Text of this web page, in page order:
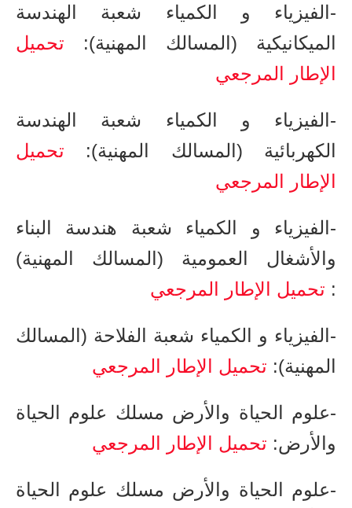
-الفيزياء و الكمياء شعبة الهندسة
الميكانيكية (المسالك المهنية)​​​​: تحميل
الإطار المرجعي
-الفيزياء و الكمياء شعبة الهندسة
الكهربائية (المسالك المهنية)​​​​​: تحميل
الإطار المرجعي
-الفيزياء و الكمياء شعبة هندسة البناء
والأشغال العمومية (المسالك المهنية)​​​​​​
: تحميل الإطار المرجعي
-الفيزياء و الكمياء شعبة الفلاحة (المسالك
المهنية)​​​​​​​: تحميل الإطار المرجعي
-علوم الحياة والأرض مسلك علوم الحياة
والأرض​​​​​​​: تحميل الإطار المرجعي
-علوم الحياة والأرض ​مسلك علوم الحياة